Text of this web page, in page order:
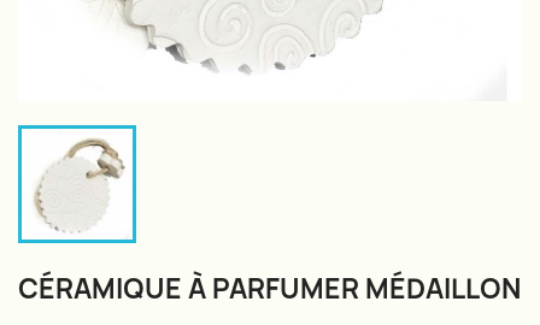
CÉRAMIQUE À PARFUMER MÉDAILLON